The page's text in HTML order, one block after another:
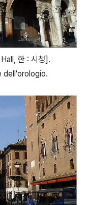
한 : 시청].
dell'orologio.